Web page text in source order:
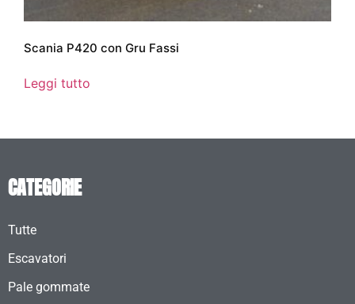
Scania P420 con Gru Fassi
Leggi tutto
CATEGORIE
Tutte
Escavatori
Pale gommate